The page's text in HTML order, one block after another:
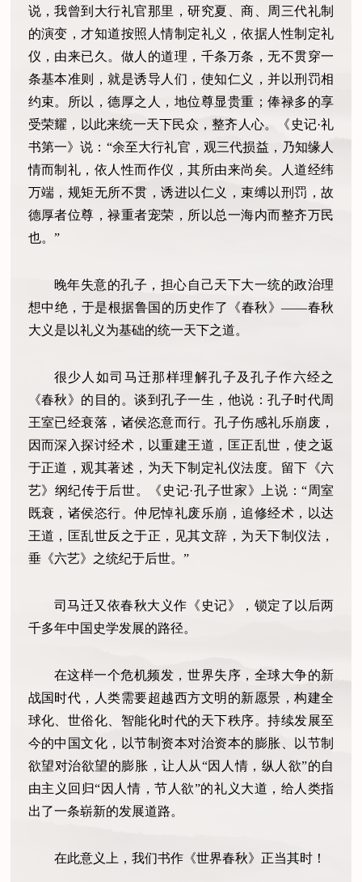
说，我曾到大行礼官那里，研究夏、商、周三代礼制
的演变，才知道按照人情制定礼义，依据人性制定礼
仪，由来已久。做人的道理，千条万条，无不贯穿一
条基本准则，就是诱导人们，使知仁义，并以刑罚相
约束。所以，德厚之人，地位尊显贵重；俸禄多的享
受荣耀，以此来统一天下民众，整齐人心。《史记·礼
书第一》说：“余至大行礼官，观三代损益，乃知缘人
情而制礼，依人性而作仪，其所由来尚矣。人道经纬
万端，规矩无所不贯，诱进以仁义，束缚以刑罚，故
德厚者位尊，禄重者宠荣，所以总一海内而整齐万民
也。”
晚年失意的孔子，担心自己天下大一统的政治理
想中绝，于是根据鲁国的历史作了《春秋》——春秋
大义是以礼义为基础的统一天下之道。
很少人如司马迁那样理解孔子及孔子作六经之
《春秋》的目的。谈到孔子一生，他说：孔子时代周
王室已经衰落，诸侯恣意而行。孔子伤感礼乐崩废，
因而深入探讨经术，以重建王道，匡正乱世，使之返
于正道，观其著述，为天下制定礼仪法度。留下《六
艺》纲纪传于后世。《史记·孔子世家》上说：“周室
既衰，诸侯恣行。仲尼悼礼废乐崩，追修经术，以达
王道，匡乱世反之于正，见其文辞，为天下制仪法，
垂《六艺》之统纪于后世。”
司马迁又依春秋大义作《史记》，锁定了以后两
千多年中国史学发展的路径。
在这样一个危机频发，世界失序，全球大争的新
战国时代，人类需要超越西方文明的新愿景，构建全
球化、世俗化、智能化时代的天下秩序。持续发展至
今的中国文化，以节制资本对治资本的膨胀、以节制
欲望对治欲望的膨胀，让人从“因人情，纵人欲”的自
由主义回归“因人情，节人欲”的礼义大道，给人类指
出了一条崭新的发展道路。
在此意义上，我们书作《世界春秋》正当其时！